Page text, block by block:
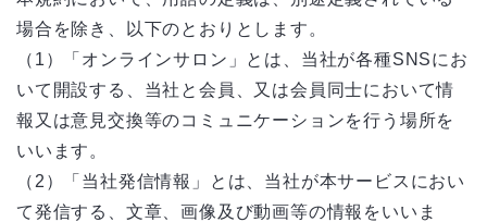
場合を除き、以下のとおりとします。
（1）「オンラインサロン」とは、当社が各種SNSにお
いて開設する、当社と会員、又は会員同士において情
報又は意見交換等のコミュニケーションを行う場所を
いいます。
（2）「当社発信情報」とは、当社が本サービスにおい
て発信する、文章、画像及び動画等の情報をいいま